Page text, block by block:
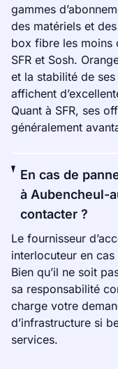
gammes
des matériels et
box fibre les moins
SFR et Sosh.
et la stabilité de
affichent
Quant à SFR, ses
généralement
En cas de
à Aubencheul-
contacter ?
Le fournisseur
interlocuteur en
Bien qu’il ne soit
sa responsabilité
charge votre
d’infrastructure si
services.